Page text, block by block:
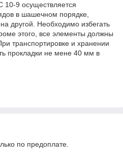
10-9 осуществляется
в шашечном порядке,
другой. Необходимо избегать
этого, все элементы должны
транспортировке и хранении
прокладки не мене 40 мм в
по предоплате.